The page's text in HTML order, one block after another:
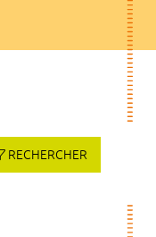
RECHERCHER